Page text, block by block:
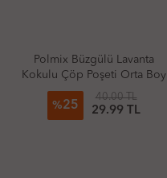
Polmix Büzgülü Lavanta
Kokulu Çöp Poşeti Orta Boy
%25
40.00 TL
29.99 TL